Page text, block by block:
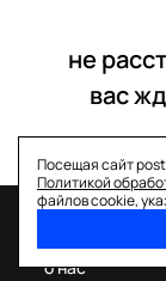
не
вас
Посещая сайт
Политикой
файлов cookie,
о нас